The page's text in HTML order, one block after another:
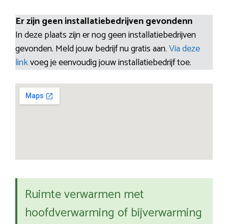
Er zijn geen installatiebedrijven gevondenn
In deze plaats zijn er nog geen installatiebedrijven
gevonden. Meld jouw bedrijf nu gratis aan.Via deze
linkvoeg je eenvoudig jouw installatiebedrijf toe.
Ruimte verwarmen met
hoofdverwarming of bijverwarming